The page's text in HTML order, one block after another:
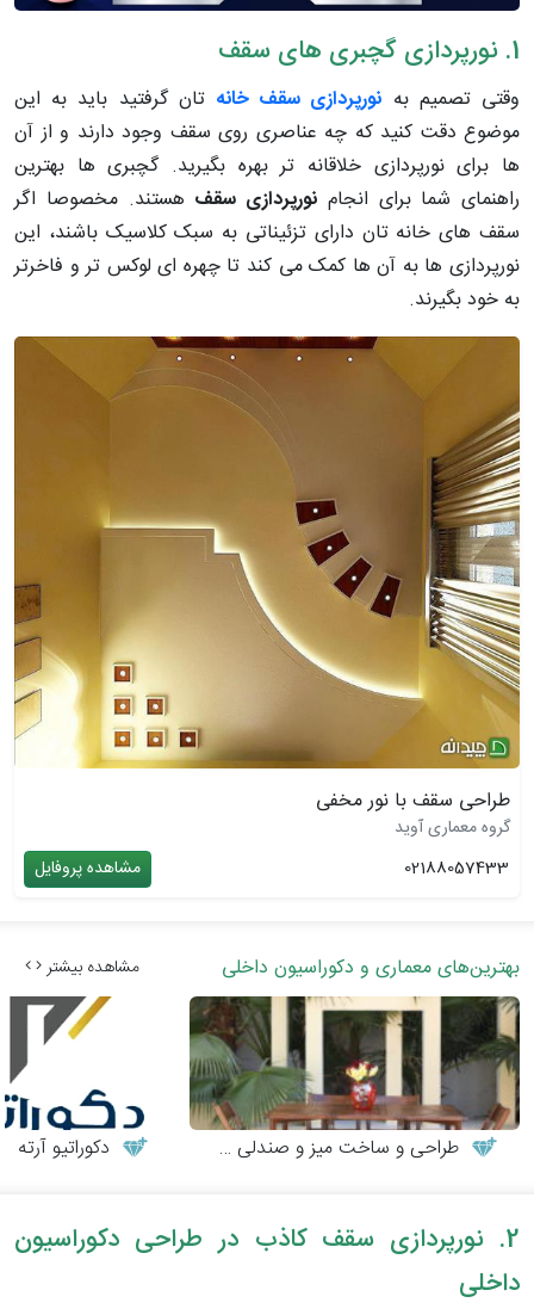
1. نورپردازی گچبری های سقف
وقتی تصمیم به نورپردازی سقف خانه تان گرفتید باید به این
موضوع دقت کنید که چه عناصری روی سقف وجود دارند و از آن
ها برای نورپردازی خلاقانه تر بهره بگیرید. گچبری ها بهترین
راهنمای شما برای انجام نورپردازی سقف هستند. مخصوصا اگر
سقف های خانه تان دارای تزئیناتی به سبک کلاسیک باشند، این
نورپردازی ها به آن ها کمک می کند تا چهره ای لوکس تر و فاخرتر
به خود بگیرند.
طراحی سقف با نور مخفی
گروه معماری آوید
02188057433
مشاهده پروفایل
بهترین‌های معماری و دکوراسیون داخلی مشاهده بیشتر
طراحی و ساخت میز و صندلی چوبی دکوراتیو آرته
2. نورپردازی سقف کاذب در طراحی دکوراسیون
داخلی